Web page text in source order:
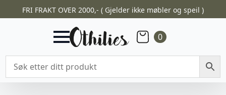
FRI FRAKT OVER 2000,- ( Gjelder ikke møbler og speil )
0